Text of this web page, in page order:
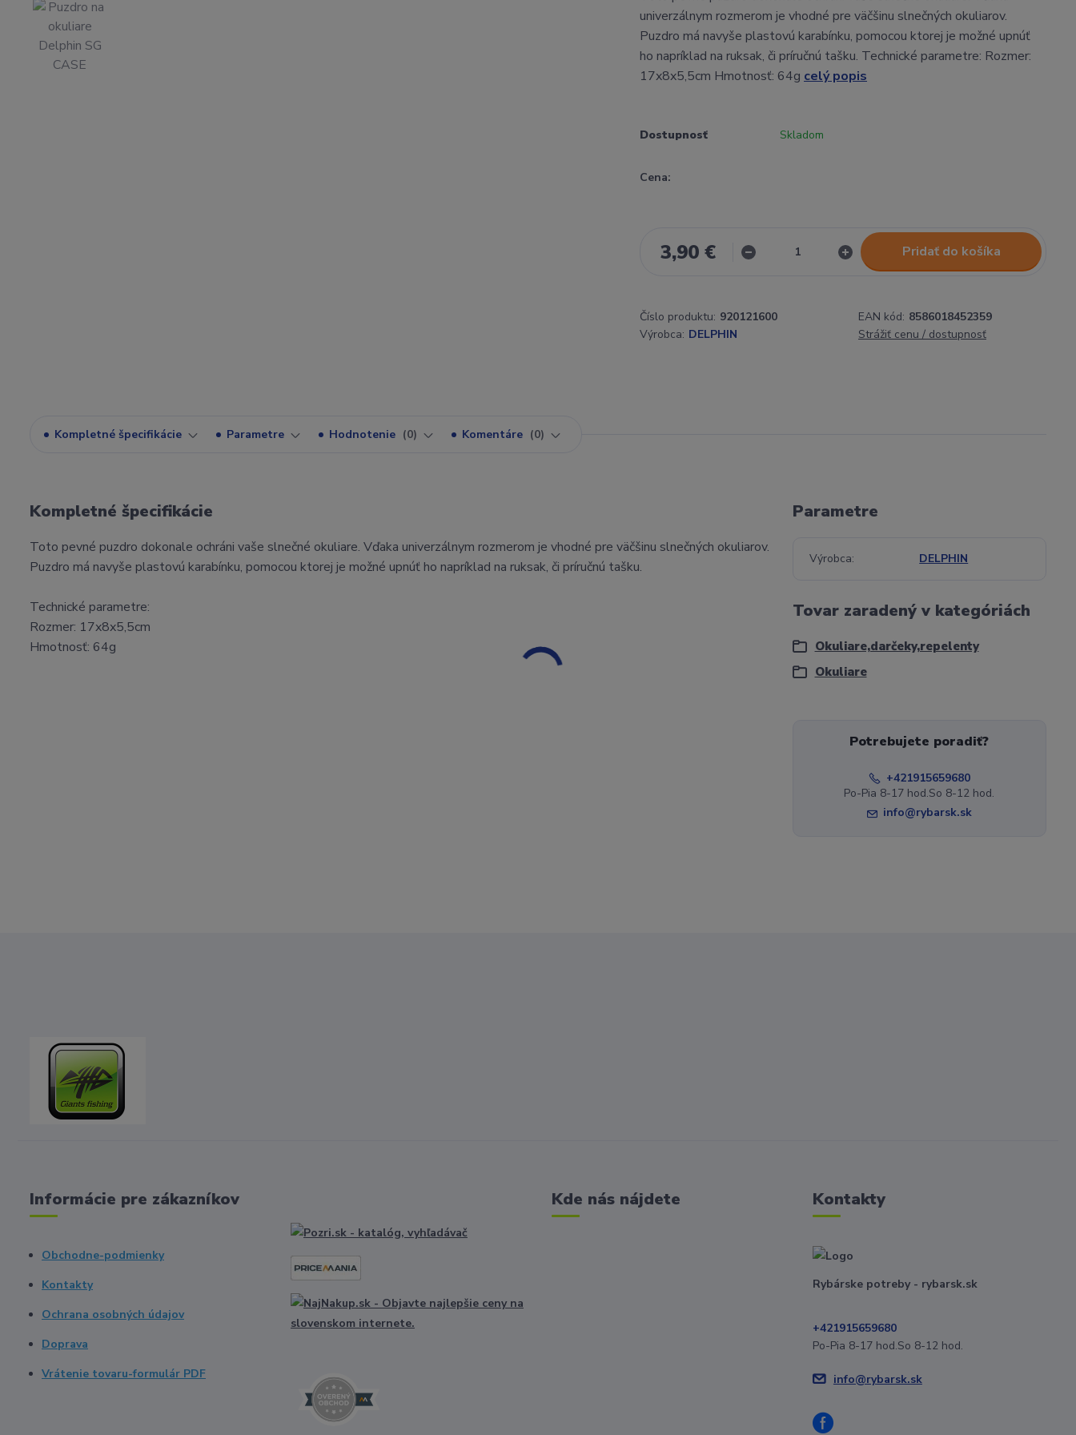
univerzálnym rozmerom je vhodné pre väčšinu slnečných okuliarov.
Puzdro má navyše plastovú karabínku, pomocou ktorej je možné upnúť
ho napríklad na ruksak, či príručnú tašku. Technické parametre: Rozmer:
17x8x5,5cm Hmotnosť: 64g celý popis
Dostupnosť Skladom
Cena:
3,90 € Pridať do košíka
Číslo produktu: 920121600 EAN kód: 8586018452359
Výrobca: DELPHIN Strážiť cenu / dostupnosť
Kompletné špecifikácie Parametre Hodnotenie 0 Komentáre 0
Kompletné špecifikácie
Toto pevné puzdro dokonale ochráni vaše slnečné okuliare. Vďaka univerzálnym rozmerom je vhodné pre väčšinu slnečných okuliarov.
Puzdro má navyše plastovú karabínku, pomocou ktorej je možné upnúť ho napríklad na ruksak, či príručnú tašku.
Technické parametre:
Rozmer: 17x8x5,5cm
Hmotnosť: 64g
Parametre
Výrobca DELPHIN
Tovar zaradený v kategóriách
Okuliare,darčeky,repelenty
Okuliare
Potrebujete poradiť?
+421915659680
Po-Pia 8-17 hod.So 8-12 hod.
info@rybarsk.sk
Informácie pre zákazníkov
Obchodne-podmienky
Kontakty
Ochrana osobných údajov
Doprava
Vrátenie tovaru-formulár PDF
Kde nás nájdete Kontakty
Rybárske potreby - rybarsk.sk
+421915659680
Po-Pia 8-17 hod.So 8-12 hod.
info@rybarsk.sk